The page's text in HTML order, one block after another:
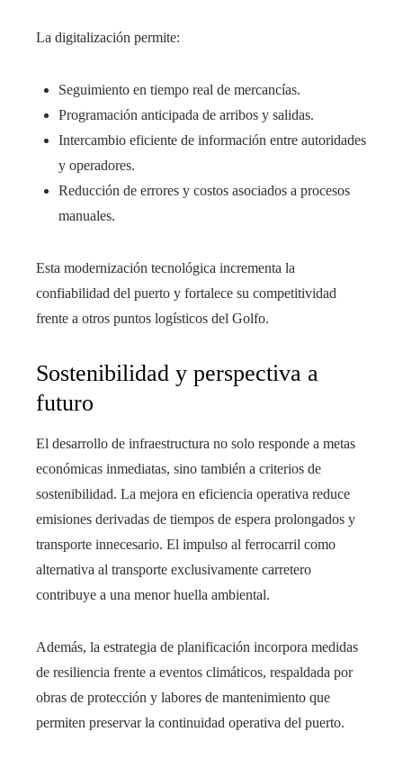
La digitalización permite:
Seguimiento en tiempo real de mercancías.
Programación anticipada de arribos y salidas.
Intercambio eficiente de información entre autoridades
y operadores.
Reducción de errores y costos asociados a procesos
manuales.
Esta modernización tecnológica incrementa la
confiabilidad del puerto y fortalece su competitividad
frente a otros puntos logísticos del Golfo.
Sostenibilidad y perspectiva a
futuro
El desarrollo de infraestructura no solo responde a metas
económicas inmediatas, sino también a criterios de
sostenibilidad. La mejora en eficiencia operativa reduce
emisiones derivadas de tiempos de espera prolongados y
transporte innecesario. El impulso al ferrocarril como
alternativa al transporte exclusivamente carretero
contribuye a una menor huella ambiental.
Además, la estrategia de planificación incorpora medidas
de resiliencia frente a eventos climáticos, respaldada por
obras de protección y labores de mantenimiento que
permiten preservar la continuidad operativa del puerto.